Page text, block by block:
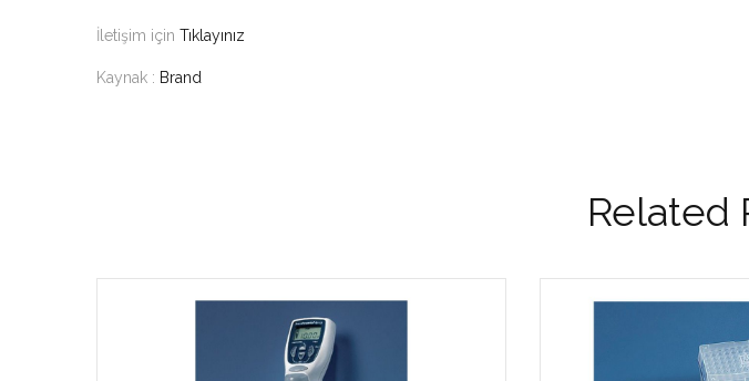
İletişim için Tıklayınız
Kaynak : Brand
Related